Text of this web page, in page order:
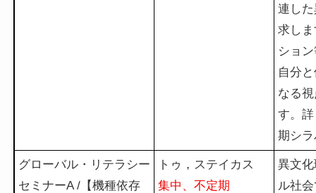
連し
求し
ショ
自分
なる
す。
期シ
グローバル・リテラシー
セミナーA /【機種依存
トゥ，ステイカス
集中、不定期
異文
ル社